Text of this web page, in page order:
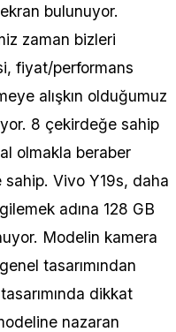
bulunuyor.
zaman bizleri
fiyat/performans
alışkın olduğumuz
8 çekirdeğe sahip
olmakla beraber
Vivo Y19s, daha
adına 128 GB
Modelin kamera
tasarımından
dikkat
nazaran